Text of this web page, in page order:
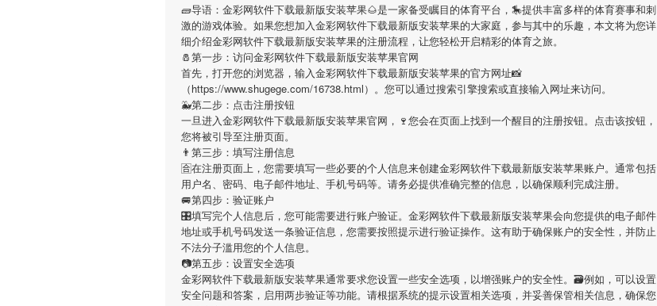
🧱导语： 金彩网软件下载最新版安装苹果🌰是一家备受瞩目的体育平台，🎠提供丰富多样的体育赛事和刺
激的游戏体验。如果您想加入金彩网软件下载最新版安装苹果的大家庭，参与其中的乐趣，本文将为您详
细介绍金彩网软件下载最新版安装苹果的注册流程，让您轻松开启精彩的体育之旅。
🧂第一步：访问金彩网软件下载最新版安装苹果官网
首先，打开您的浏览器，输入金彩网软件下载最新版安装苹果的官方网址📸
（https://www.shugege.com/16738.html）。您可以通过搜索引擎搜索或直接输入网址来访问。
🐳第二步：点击注册按钮
一旦进入金彩网软件下载最新版安装苹果官网，🍷您会在页面上找到一个醒目的注册按钮。点击该按钮，
您将被引导至注册页面。
👨第三步：填写注册信息
🈴在注册页面上，您需要填写一些必要的个人信息来创建金彩网软件下载最新版安装苹果账户。通常包括
用户名、密码、电子邮件地址、手机号码等。请务必提供准确完整的信息，以确保顺利完成注册。
🚐第四步：验证账户
🎛填写完个人信息后，您可能需要进行账户验证。 金彩网软件下载最新版安装苹果会向您提供的电子邮件
地址或手机号码发送一条验证信息，您需要按照提示进行验证操作。这有助于确保账户的安全性，并防止
不法分子滥用您的个人信息。
📷第五步：设置安全选项
金彩网软件下载最新版安装苹果通常要求您设置一些安全选项，以增强账户的安全性。🗃例如，可以设置
安全问题和答案，启用两步验证等功能。请根据系统的提示设置相关选项，并妥善保管相关信息，确保您